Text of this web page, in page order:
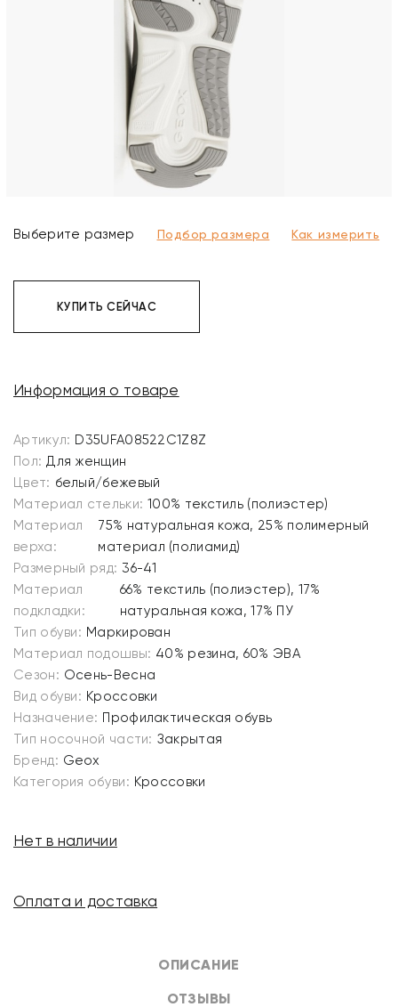
ОПИСАНИЕ
ОТЗЫВЫ
Выберите размер Подбор размера Как измерить
КУПИТЬ СЕЙЧАС
Информация о товаре
Артикул: D35UFA08522C1Z8Z
Пол: Для женщин
Цвет: белый/бежевый
Материал стельки: 100% текстиль (полиэстер)
Материал
верха:
75% натуральная кожа, 25% полимерный
материал (полиамид)
Размерный ряд: 36-41
Материал
подкладки:
66% текстиль (полиэстер), 17%
натуральная кожа, 17% ПУ
Тип обуви: Маркирован
Материал подошвы: 40% резина, 60% ЭВА
Сезон: Осень-Весна
Вид обуви: Кроссовки
Назначение: Профилактическая обувь
Тип носочной части: Закрытая
Бренд: Geox
Категория обуви: Кроссовки
Нет в наличии
Оплата и доставка